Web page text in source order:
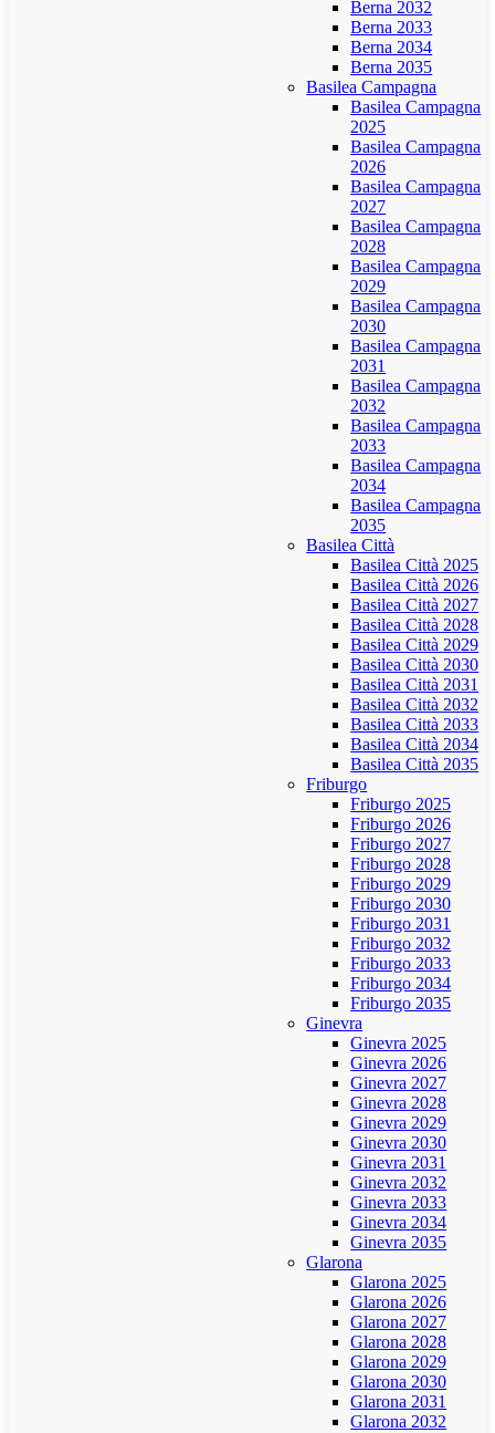
Berna 2032
Berna 2033
Berna 2034
Berna 2035
Basilea Campagna
Basilea Campagna
2025
Basilea Campagna
2026
Basilea Campagna
2027
Basilea Campagna
2028
Basilea Campagna
2029
Basilea Campagna
2030
Basilea Campagna
2031
Basilea Campagna
2032
Basilea Campagna
2033
Basilea Campagna
2034
Basilea Campagna
2035
Basilea Città
Basilea Città 2025
Basilea Città 2026
Basilea Città 2027
Basilea Città 2028
Basilea Città 2029
Basilea Città 2030
Basilea Città 2031
Basilea Città 2032
Basilea Città 2033
Basilea Città 2034
Basilea Città 2035
Friburgo
Friburgo 2025
Friburgo 2026
Friburgo 2027
Friburgo 2028
Friburgo 2029
Friburgo 2030
Friburgo 2031
Friburgo 2032
Friburgo 2033
Friburgo 2034
Friburgo 2035
Ginevra
Ginevra 2025
Ginevra 2026
Ginevra 2027
Ginevra 2028
Ginevra 2029
Ginevra 2030
Ginevra 2031
Ginevra 2032
Ginevra 2033
Ginevra 2034
Ginevra 2035
Glarona
Glarona 2025
Glarona 2026
Glarona 2027
Glarona 2028
Glarona 2029
Glarona 2030
Glarona 2031
Glarona 2032